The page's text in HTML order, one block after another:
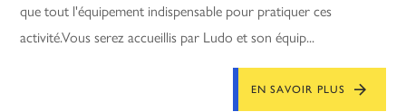
que tout l'équipement indispensable pour pratiquer ces
activité.Vous serez accueillis par Ludo et son équip...
EN SAVOIR PLUS